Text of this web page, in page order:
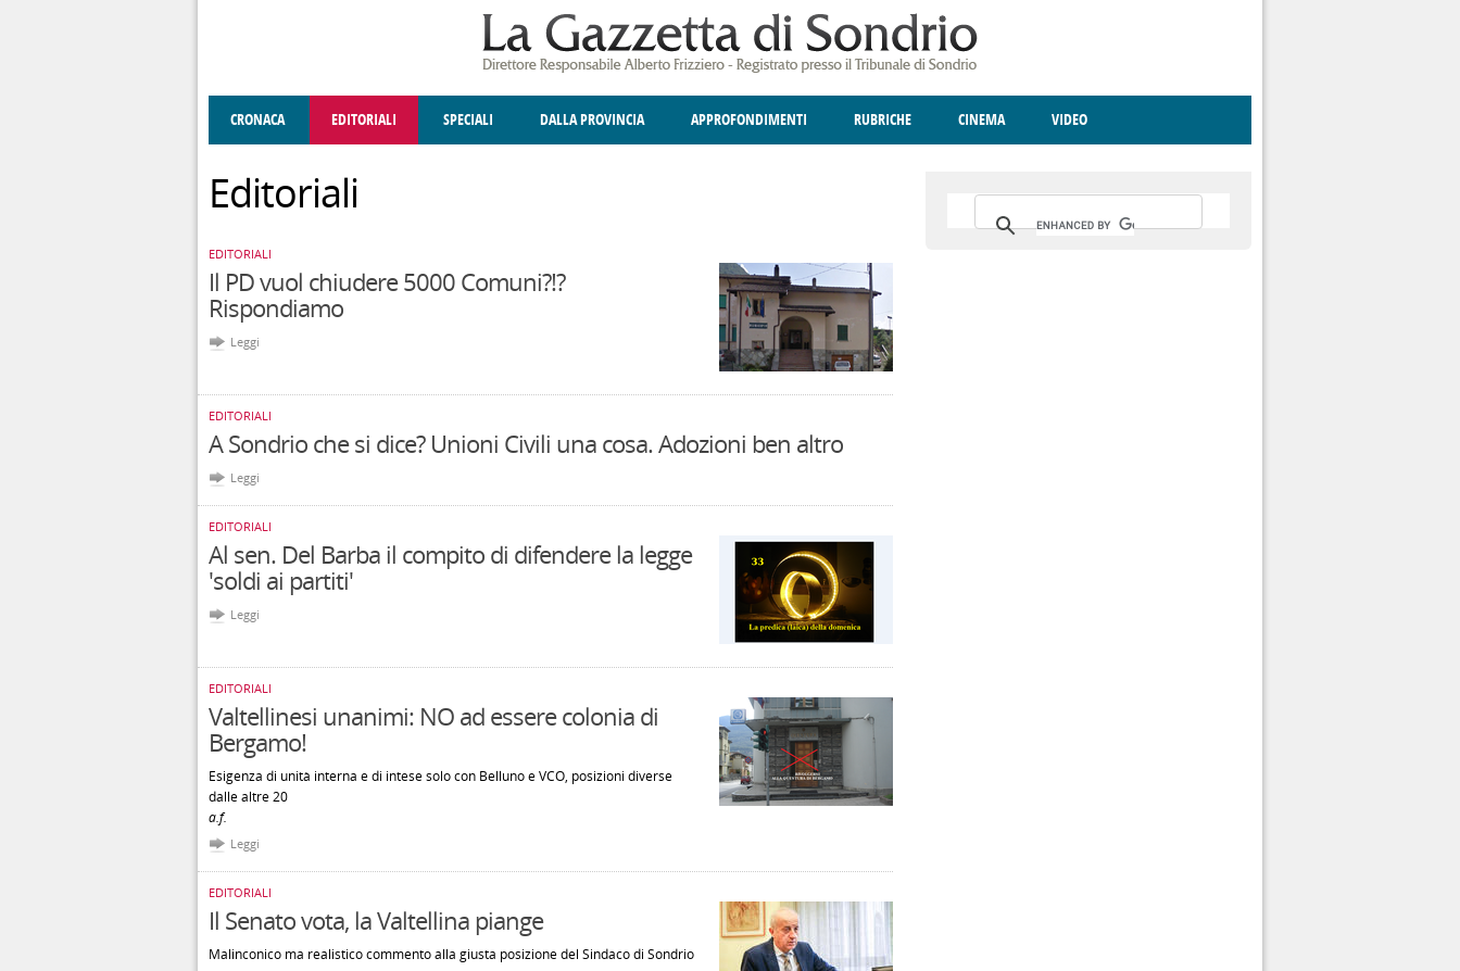
CRONACA EDITORIALI SPECIALI DALLA PROVINCIA APPROFONDIMENTI RUBRICHE CINEMA VIDEO
Editoriali
EDITORIALI
Il PD vuol chiudere 5000 Comuni?!?
Rispondiamo
Leggi
EDITORIALI
A Sondrio che si dice? Unioni Civili una cosa. Adozioni ben altro
Leggi
EDITORIALI
Al sen. Del Barba il compito di difendere la legge
'soldi ai partiti'
Leggi
EDITORIALI
Valtellinesi unanimi: NO ad essere colonia di
Bergamo!
Esigenza di unità interna e di intese solo con Belluno e VCO, posizioni diverse
dalle altre 20
a.f.
Leggi
EDITORIALI
Il Senato vota, la Valtellina piange
Malinconico ma realistico commento alla giusta posizione del Sindaco di Sondrio